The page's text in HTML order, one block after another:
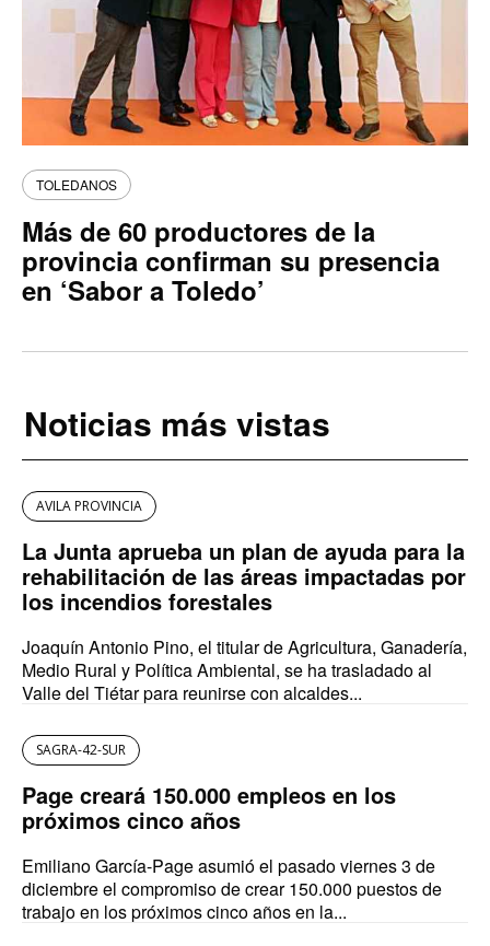
TOLEDANOS
Más de 60 productores de la
provincia confirman su presencia
en ‘Sabor a Toledo’
Noticias más vistas
AVILA PROVINCIA
La Junta aprueba un plan de ayuda para la
rehabilitación de las áreas impactadas por
los incendios forestales
Joaquín Antonio Pino, el titular de Agricultura, Ganadería,
Medio Rural y Política Ambiental, se ha trasladado al
Valle del Tiétar para reunirse con alcaldes...
SAGRA-42-SUR
Page creará 150.000 empleos en los
próximos cinco años
Emiliano García-Page asumió el pasado viernes 3 de
diciembre el compromiso de crear 150.000 puestos de
trabajo en los próximos cinco años en la...